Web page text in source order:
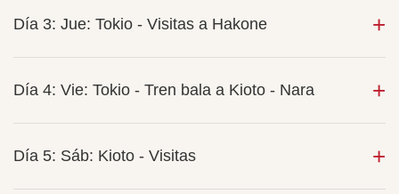
Día 3: Jue: Tokio - Visitas a Hakone
Día 4: Vie: Tokio - Tren bala a Kioto - Nara
Día 5: Sáb: Kioto - Visitas